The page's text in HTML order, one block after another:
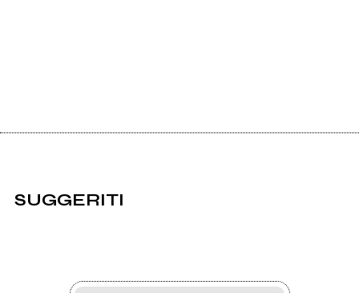
SUGGERITI